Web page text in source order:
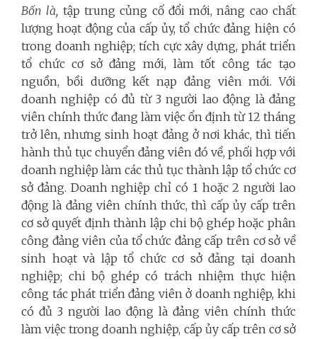
Bốn là, tập trung củng cố đổi mới, nâng cao chất
lượng hoạt động của cấp ủy, tổ chức đảng hiện có
trong doanh nghiệp; tích cực xây dựng, phát triển
tổ chức cơ sở đảng mới, làm tốt công tác tạo
nguồn, bồi dưỡng kết nạp đảng viên mới. Với
doanh nghiệp có đủ từ 3 người lao động là đảng
viên chính thức đang làm việc ổn định từ 12 tháng
trở lên, nhưng sinh hoạt đảng ở nơi khác, thì tiến
hành thủ tục chuyển đảng viên đó về, phối hợp với
doanh nghiệp làm các thủ tục thành lập tổ chức cơ
sở đảng. Doanh nghiệp chỉ có 1 hoặc 2 người lao
động là đảng viên chính thức, thì cấp ủy cấp trên
cơ sở quyết định thành lập chi bộ ghép hoặc phân
công đảng viên của tổ chức đảng cấp trên cơ sở về
sinh hoạt và lập tổ chức cơ sở đảng tại doanh
nghiệp; chi bộ ghép có trách nhiệm thực hiện
công tác phát triển đảng viên ở doanh nghiệp, khi
có đủ 3 người lao động là đảng viên chính thức
làm việc trong doanh nghiệp, cấp ủy cấp trên cơ sở